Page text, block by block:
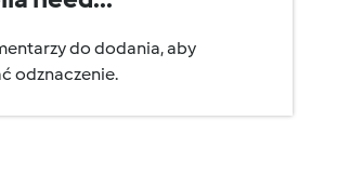
do dodania, aby
odznaczenie.